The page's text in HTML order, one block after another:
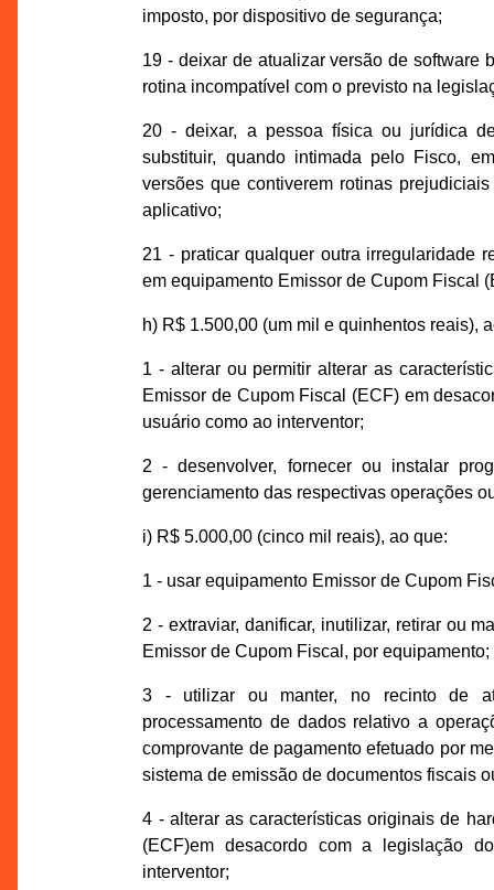
imposto, por dispositivo de segurança;
19 - deixar de atualizar versão de software
rotina incompatível com o previsto na
20 - deixar, a pessoa física ou jurídica
substituir, quando intimada pelo Fisco,
versões que contiverem rotinas
aplicativo;
21 - praticar qualquer outra irregularidade
em equipamento Emissor de Cupom Fiscal
h) R$ 1.500,00 (um mil e quinhentos reais),
1 - alterar ou permitir alterar as
Emissor de Cupom Fiscal (ECF) em
usuário como ao interventor;
2 - desenvolver, fornecer ou instalar
gerenciamento das respectivas operações
i) R$ 5.000,00 (cinco mil reais), ao que:
1 - usar equipamento Emissor de Cupom
2 - extraviar, danificar, inutilizar, retirar ou
Emissor de Cupom Fiscal, por equipamento;
3 - utilizar ou manter, no recinto de
processamento de dados relativo a
comprovante de pagamento efetuado por
sistema de emissão de documentos fiscais
4 - alterar as características originais de
(ECF)em desacordo com a legislação
interventor;